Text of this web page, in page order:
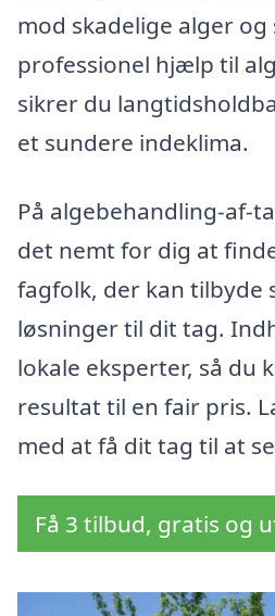
mod skadelige alger og
professionel hjælp til
sikrer du
et sundere indeklima.
På algebehandling-af-
det nemt for dig at
fagfolk, der kan tilbyde
løsninger til dit tag.
lokale eksperter, så du
resultat til en fair pris.
med at få dit tag til at
Få 3 tilbud, gratis og